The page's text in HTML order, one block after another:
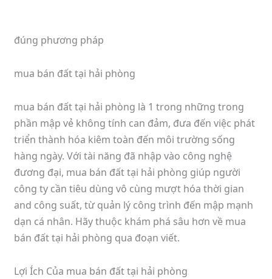
đúng phương pháp
mua bán đất tại hải phòng
mua bán đất tại hải phòng là 1 trong những trong
phần mập vẻ không tính can đảm, đưa đến việc phát
triển thành hóa kiêm toàn đến môi trường sống
hàng ngày. Với tài năng đã nhập vào công nghệ
đương đại, mua bán đất tại hải phòng giúp người
công ty cần tiêu dùng vô cùng mượt hóa thời gian
and công suất, từ quản lý công trình đến mập mạnh
dạn cá nhân. Hãy thuộc khám phá sâu hơn về mua
bán đất tại hải phòng qua đoạn viết.
Lợi Ích Của mua bán đất tại hải phòng